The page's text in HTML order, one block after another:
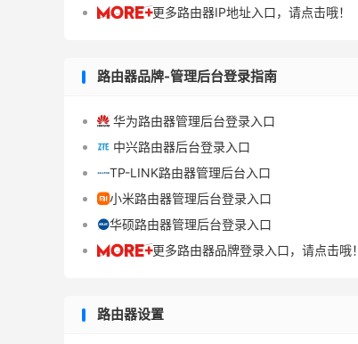
更多路由器IP地址入口，请点击哦！
路由器品牌-管理后台登录指南
 华为路由器管理后台登录入口
 中兴路由器后台登录入口
TP-LINK路由器管理后台入口
小米路由器管理后台登录入口
华硕路由器管理后台登录入口
更多路由器品牌登录入口，请点击哦！
路由器设置